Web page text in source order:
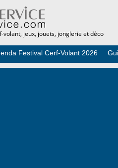
jeux, jouets, jonglerie et déco
Festival Cerf-Volant 2026